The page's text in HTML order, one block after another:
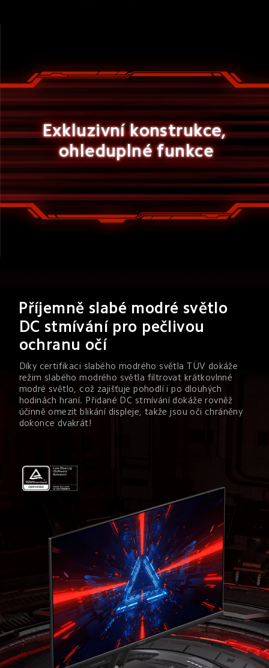
Exkluzivní konstrukce,
ohleduplné funkce
Příjemně slabé modré světlo
DC stmívání pro pečlivou
ochranu očí
Díky certifikaci slabého modrého světla TÜV dokáže
režim slabého modrého světla filtrovat krátkovlnné
modré světlo, což zajišťuje pohodlí i po dlouhých
hodinách hraní. Přidané DC stmívání dokáže rovněž
účinně omezit blikání displeje, takže jsou oči chráněny
dokonce dvakrát!